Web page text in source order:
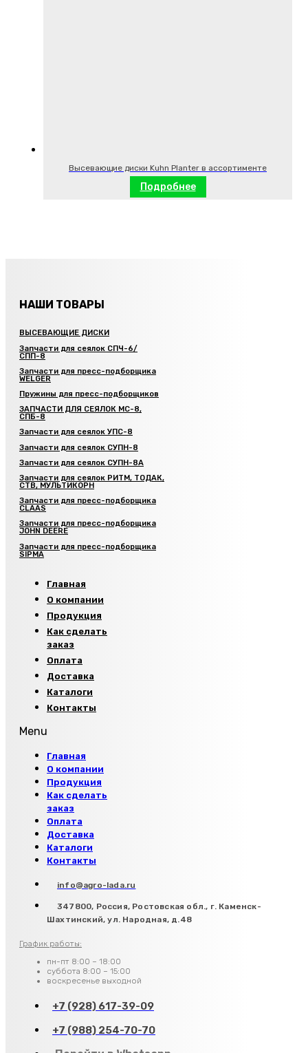
Высевающие диски Kuhn Planter в ассортименте
Подробнее
НАШИ ТОВАРЫ
ВЫСЕВАЮЩИЕ ДИСКИ
Запчасти для сеялок СПЧ-6/
СПП-8
Запчасти для пресс-подборщика
WELGER
Пружины для пресс-подборщиков
ЗАПЧАСТИ ДЛЯ СЕЯЛОК МС-8,
СПБ-8
Запчасти для сеялок УПС-8
Запчасти для сеялок СУПН-8
Запчасти для сеялок СУПН-8А
Запчасти для сеялок РИТМ, ТОДАК,
СТВ, МУЛЬТИКОРН
Запчасти для пресс-подборщика
CLAAS
Запчасти для пресс-подборщика
JOHN DEERE
Запчасти для пресс-подборщика
SIPMA
Главная
О компании
Продукция
Как сделать
заказ
Оплата
Доставка
Каталоги
Контакты
Menu
Главная
О компании
Продукция
Как сделать
заказ
Оплата
Доставка
Каталоги
Контакты
info@agro-lada.ru
347800, Россия, Ростовская обл., г. Каменск-
Шахтинский, ул. Народная, д.48
График работы:
пн-пт 8:00 – 18:00
суббота 8:00 – 15:00
воскресенье выходной
+7 (928) 617-39-09
+7 (988) 254-70-70